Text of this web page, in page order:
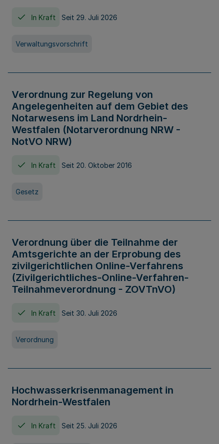
In Kraft Seit 29. Juli 2026
Verwaltungsvorschrift
Verordnung zur Regelung von
Angelegenheiten auf dem Gebiet des
Notarwesens im Land Nordrhein-
Westfalen (Notarverordnung NRW -
NotVO NRW)
In Kraft Seit 20. Oktober 2016
Gesetz
Verordnung über die Teilnahme der
Amtsgerichte an der Erprobung des
zivilgerichtlichen Online-Verfahrens
(Zivilgerichtliches-Online-Verfahren-
Teilnahmeverordnung - ZOVTnVO)
In Kraft Seit 30. Juli 2026
Verordnung
Hochwasserkrisenmanagement in
Nordrhein-Westfalen
In Kraft Seit 25. Juli 2026